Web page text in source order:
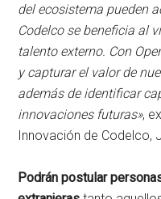
del ecosistema pueden
Codelco se beneficia al
talento externo. Con
y capturar el valor de
además de identificar
innovaciones futuras»,
Innovación de Codelco,
Podrán postular